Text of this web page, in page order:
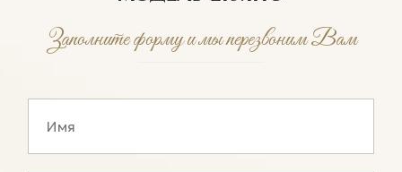
Заполните форму и мы перезвоним Вам